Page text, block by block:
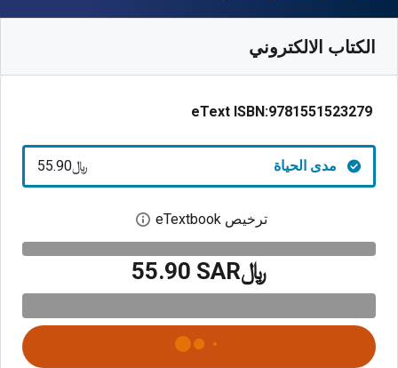
الكتاب الالكتروني
eText ISBN:9781551523279
مدى الحياة ﷼‎55.90
ترخيص eTextbook افتح مربع حوار
﷼‎55.90 SAR